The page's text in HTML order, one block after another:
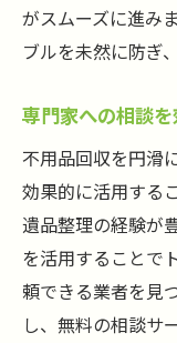
がスムーズに進み
ブルを未然に防ぎ
専門家への相談
不用品回収を円滑
効果的に活用する
遺品整理の経験が
を活用することで
頼できる業者を見
し、無料の相談サ